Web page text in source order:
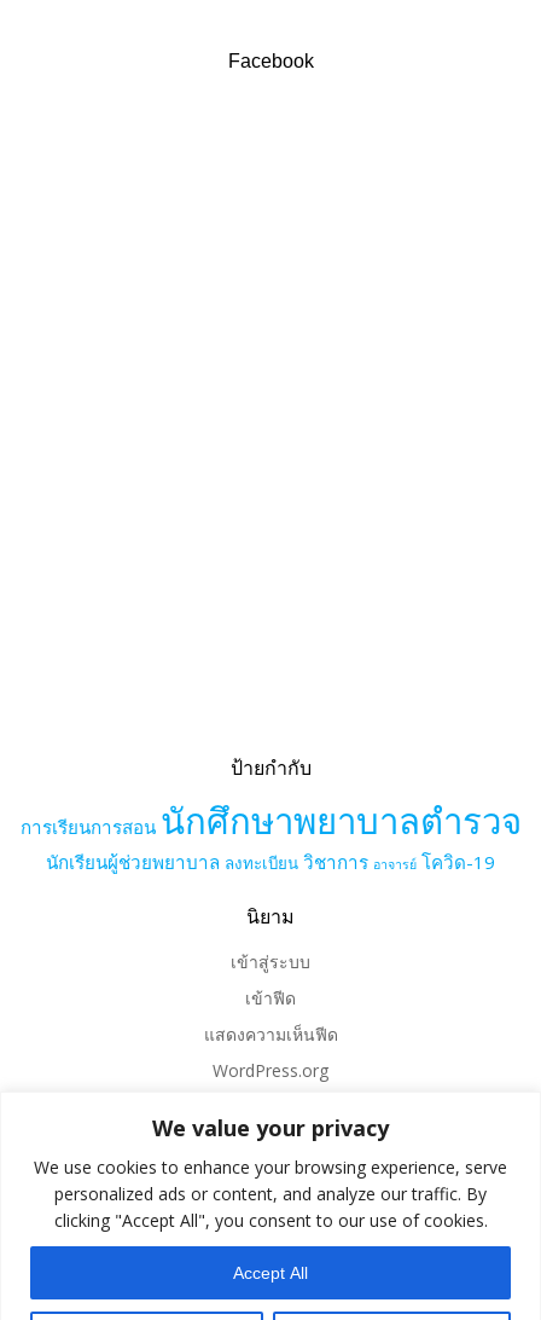
We value your privacy
We use cookies to enhance your browsing experience, serve
personalized ads or content, and analyze our traffic. By
clicking "Accept All", you consent to our use of cookies.
Accept All
Facebook
ป้ายกำกับ
การเรียนการสอน นักศึกษาพยาบาลตำรวจ
นักเรียนผู้ช่วยพยาบาล ลงทะเบียน วิชาการ อาจารย์ โควิด-19
นิยาม
เข้าสู่ระบบ
เข้าฟีด
แสดงความเห็นฟีด
WordPress.org
© 2026 . Created for free using WordPress andColibri